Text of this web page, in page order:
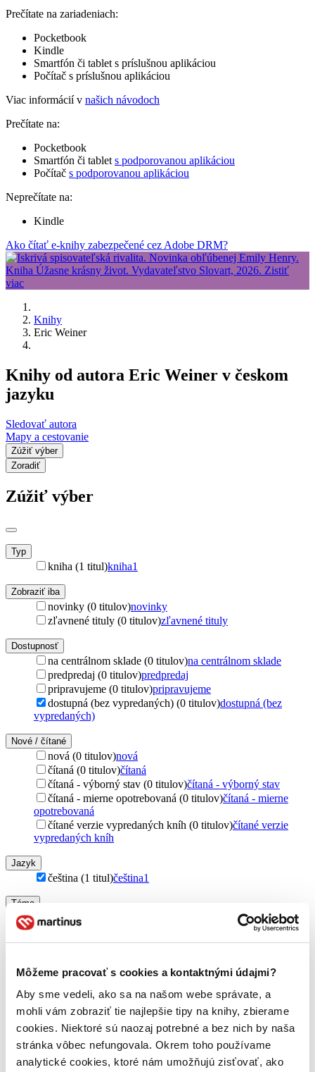
Môžeme pracovať s cookies a kontaktnými údajmi?
Aby sme vedeli, ako sa na našom webe správate, a
mohli vám zobraziť tie najlepšie tipy na knihy, zbierame
cookies. Niektoré sú naozaj potrebné a bez nich by naša
stránka vôbec nefungovala. Okrem toho používame
analytické cookies, ktoré nám umožňujú zisťovať, ako
Prečítate na zariadeniach:
Pocketbook
Kindle
Smartfón či tablet s príslušnou aplikáciou
Počítač s príslušnou aplikáciou
Viac informácií v našich návodoch
Prečítate na:
Pocketbook
Smartfón či tablet s podporovanou aplikáciou
Počítač s podporovanou aplikáciou
Neprečítate na:
Kindle
Ako čítať e-knihy zabezpečené cez Adobe DRM?
Knihy
Eric Weiner
Knihy od autora Eric Weiner v českom
jazyku
Sledovať autora
Mapy a cestovanie
Zúžiť výber
Zoradiť
Zúžiť výber
Typ
kniha (1 titul)kniha1
Zobraziť iba
novinky (0 titulov)novinky
zľavnené tituly (0 titulov)zľavnené tituly
Dostupnosť
na centrálnom sklade (0 titulov)na centrálnom sklade
predpredaj (0 titulov)predpredaj
pripravujeme (0 titulov)pripravujeme
dostupná (bez vypredaných) (0 titulov)dostupná (bez
vypredaných)
Nové / čítané
nová (0 titulov)nová
čítaná (0 titulov)čítaná
čítaná - výborný stav (0 titulov)čítaná - výborný stav
čítaná - mierne opotrebovaná (0 titulov)čítaná - mierne
opotrebovaná
čítané verzie vypredaných kníh (0 titulov)čítané verzie
vypredaných kníh
Jazyk
čeština (1 titul)čeština1
Téma
kreativita (1 titul)
Vydavateľstvo
pevná väzba (1 titul)pevná väzba1
Zúžiť výber
Zoradiť